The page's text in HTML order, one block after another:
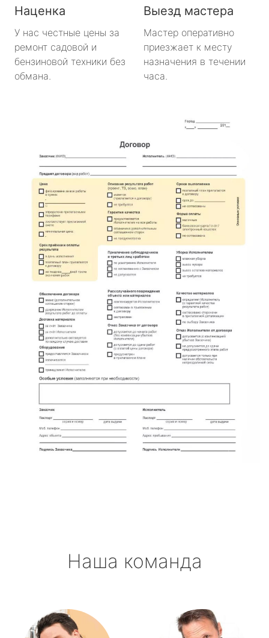
Наценка
У нас честные цены за
ремонт садовой и
бензиновой техники без
обмана.
Выезд мастера
Мастер оперативно
приезжает к месту
назначения в течении
часа.
Наша команда